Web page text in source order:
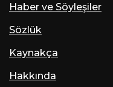
Haber ve Söyleşiler
Sözlük
Kaynakça
Hakkında